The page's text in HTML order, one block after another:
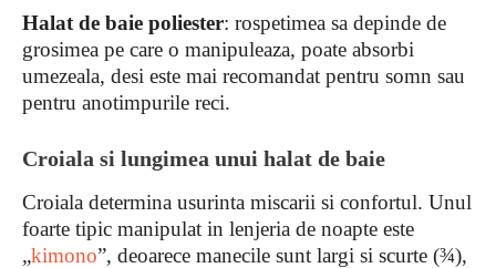
Halat de baie poliester: rospetimea sa depinde de
grosimea pe care o manipuleaza, poate absorbi
umezeala, desi este mai recomandat pentru somn sau
pentru anotimpurile reci.
Croiala si lungimea unui halat de baie
Croiala determina usurinta miscarii si confortul. Unul
foarte tipic manipulat in lenjeria de noapte este
„kimono”, deoarece manecile sunt largi si scurte (¾),